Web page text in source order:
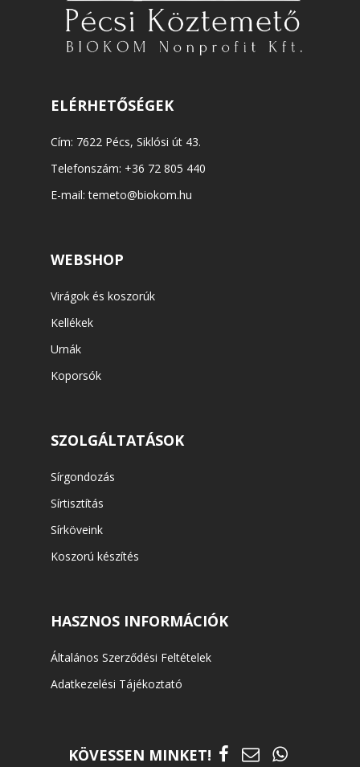
ELÉRHETŐSÉGEK
Cím: 7622 Pécs, Siklósi út 43.
Telefonszám: +36 72 805 440
E-mail:temeto@biokom.hu
WEBSHOP
Virágok és koszorúk
Kellékek
Urnák
Koporsók
SZOLGÁLTATÁSOK
Sírgondozás
Sírtisztítás
Sírköveink
Koszorú készítés
HASZNOS INFORMÁCIÓK
Általános Szerződési Feltételek
Adatkezelési Tájékoztató
KÖVESSEN MINKET!